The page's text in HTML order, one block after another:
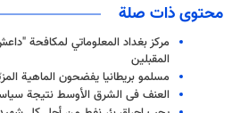
محتوى ذات صلة
مركز بغداد المعلوماتي لمكافحة
المقبلين
مسلمو بريطانيا يفضحون الماهية
العنف فى الشرق الأوسط نتيجة